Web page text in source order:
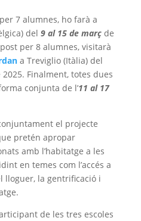
7 alumnes, ho farà a
del 9 al 15 de marçde
per 8 alumnes, visitarà
a Treviglio (Itàlia) del
Finalment, totes dues
conjunta de l’11 al 17
el projecte
pretén apropar
amb l’habitatge a les
en temes com l’accés a
lloguer, la gentrificació i
de les tres escoles